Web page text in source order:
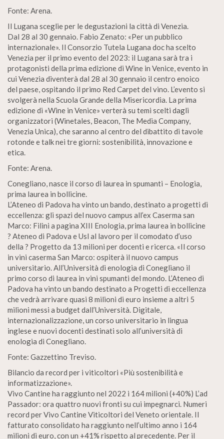
Fonte: Arena.
Il Lugana sceglie per le degustazioni la città di Venezia.
Dal 28 al 30 gennaio. Fabio Zenato: «Per un pubblico
internazionale». Il Consorzio Tutela Lugana doc ha scelto
Venezia per il primo evento del 2023: il Lugana sarà tra i
protagonisti della prima edizione di Wine in Venice, evento in
cui Venezia diventerà dal 28 al 30 gennaio il centro enoico
del paese, ospitando il primo Red Carpet del vino. L’evento si
svolgerà nella Scuola Grande della Misericordia. La prima
edizione di «Wine in Venice» verterà su temi scelti dagli
organizzatori (Winetales, Beacon, The Media Company,
Venezia Unica), che saranno al centro del dibattito di tavole
rotonde e talk nei tre giorni: sostenibilità, innovazione e
etica.
Fonte: Arena.
Conegliano, nasce il corso di laurea in spumanti – Enologia,
prima laurea in bollicine.
L’Ateneo di Padova ha vinto un bando, destinato a progetti di
eccellenza: gli spazi del nuovo campus all’ex Caserma san
Marco: Filini a pagina XIII Enologia, prima laurea in bollicine
? Ateneo di Padova e Usl al lavoro per il comodato d’uso
della ? Progetto da 13 milioni per docenti e ricerca. «Il corso
in vini caserma San Marco: ospiterà il nuovo campus
universitario. All’Università di enologia di Conegliano il
primo corso di laurea in vini spumanti del mondo. L’Ateneo di
Padova ha vinto un bando destinato a Progetti di eccellenza
che vedrà arrivare quasi 8 milioni di euro insieme a altri 5
milioni messi a budget dall’Università. Digitale,
internazionalizzazione, un corso universitario in lingua
inglese e nuovi docenti destinati solo all’università di
enologia di Conegliano.
Fonte: Gazzettino Treviso.
Bilancio da record per i viticoltori «Più sostenibilità e
informatizzazione».
Vivo Cantine ha raggiunto nel 2022 i 164 milioni (+40%) L’ad
Passador: ora quattro nuovi fronti su cui impegnarci. Numeri
record per Vivo Cantine Viticoltori del Veneto orientale. Il
fatturato consolidato ha raggiunto nell’ultimo anno i 164
milioni di euro, con un +41% rispetto al precedente. Per il